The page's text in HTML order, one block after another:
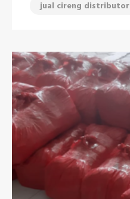
jual cireng distributor